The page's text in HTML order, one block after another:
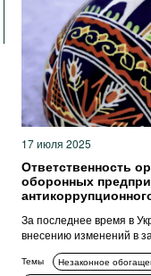
17 июля 2025
Ответственность
оборонных
За последнее время в
внесению изменений в
Темы Незаконное